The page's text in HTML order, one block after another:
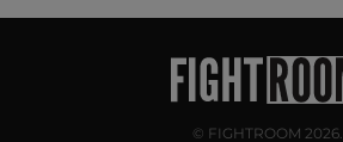
© FIGHTROOM 2026.